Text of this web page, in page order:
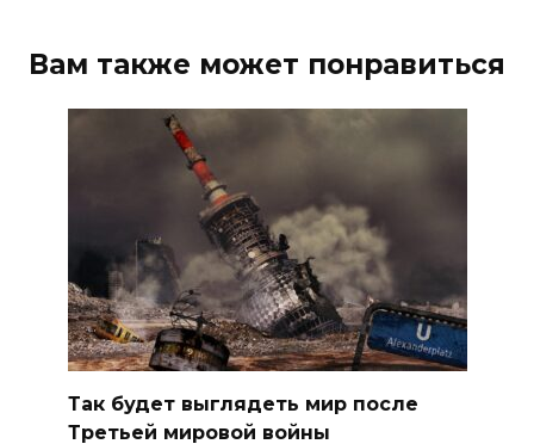
Вам также может понравиться
Так будет выглядеть мир после
Третьей мировой войны